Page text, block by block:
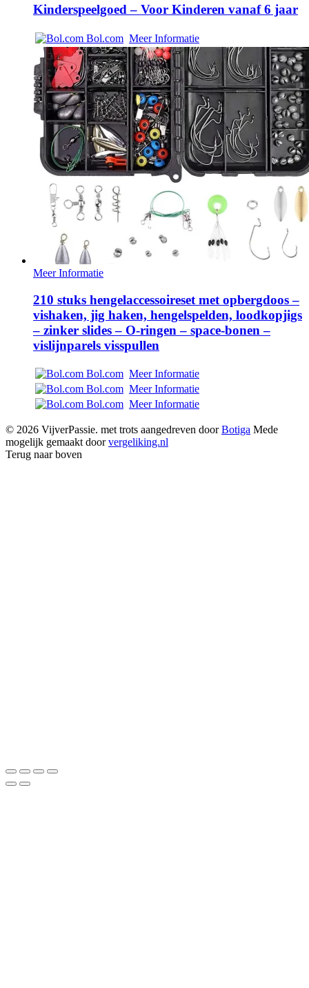
Kinderspeelgoed – Voor Kinderen vanaf 6 jaar
Bol.com Meer Informatie
Meer Informatie
210 stuks hengelaccessoireset met opbergdoos –
vishaken, jig haken, hengelspelden, loodkopjigs
– zinker slides – O-ringen – space-bonen –
vislijnparels visspullen
Bol.com Meer Informatie
Bol.com Meer Informatie
Bol.com Meer Informatie
© 2026 VijverPassie. met trots aangedreven doorBotiga Mede
mogelijk gemaakt doorvergeliking.nl
Terug naar boven